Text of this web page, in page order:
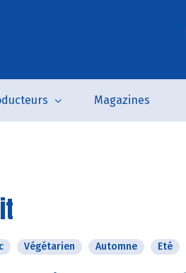
Magazines
Végétarien Automne Eté